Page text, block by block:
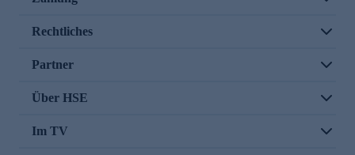
Rechtliches
Partner
Über HSE
Im TV